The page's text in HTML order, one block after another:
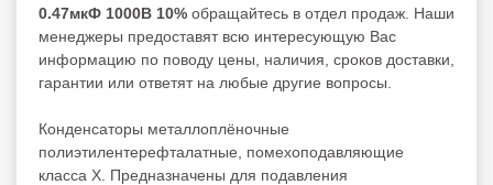
0.47мкФ 1000В 10% обращайтесь в отдел продаж. Наши
менеджеры предоставят всю интересующую Вас
информацию по поводу цены, наличия, сроков доставки,
гарантии или ответят на любые другие вопросы.
Конденсаторы металлоплёночные
полиэтилентерефталатные, помехоподавляющие
класса Х. Предназначены для подавления